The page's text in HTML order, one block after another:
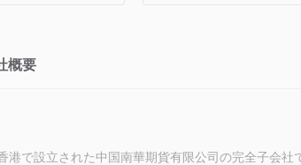
概要
で設立された中国南華期貨有限公司の完全子会社